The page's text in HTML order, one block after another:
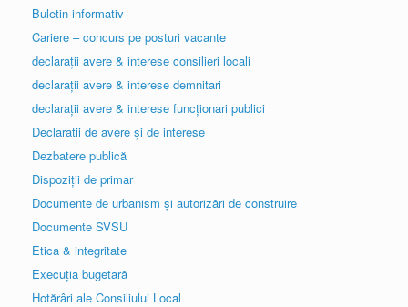
Buletin informativ
Cariere – concurs pe posturi vacante
declarații avere & interese consilieri locali
declarații avere & interese demnitari
declarații avere & interese funcționari publici
Declaratii de avere și de interese
Dezbatere publică
Dispoziții de primar
Documente de urbanism și autorizări de construire
Documente SVSU
Etica & integritate
Execuția bugetară
Hotărâri ale Consiliului Local